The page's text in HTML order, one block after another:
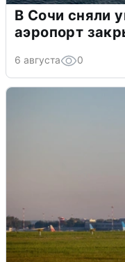
В Сочи сняли
аэропорт
6 августа 0